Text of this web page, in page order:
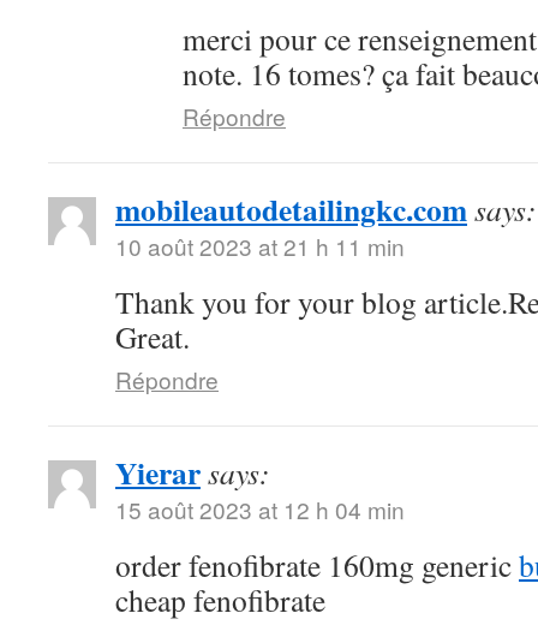
merci pour ce
note. 16 tomes? ça fait
Répondre
mobileautodetailingkc.comsays:
10 août 2023 at 21 h 11 min
Thank you for your blog
Great.
Répondre
Yierarsays:
15 août 2023 at 12 h 04 min
order fenofibrate 160mg generic
cheap fenofibrate